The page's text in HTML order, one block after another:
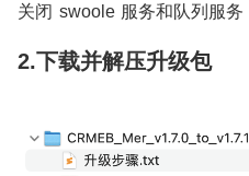
关闭 swoole 服务和队列服务
2.下载并解压升级包